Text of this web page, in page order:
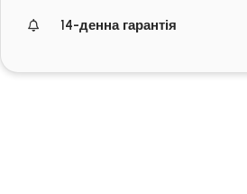
14-денна гарантія